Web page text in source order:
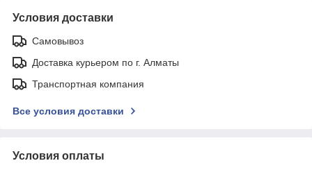
Условия доставки
Самовывоз
Доставка курьером по г. Алматы
Транспортная компания
Все условия доставки
Условия оплаты